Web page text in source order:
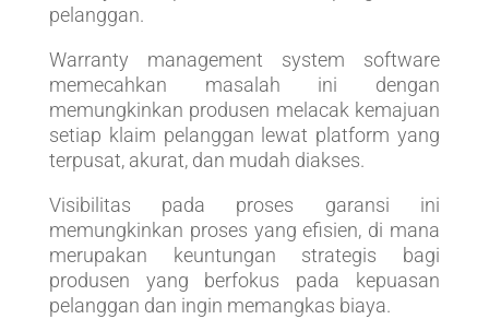
pelanggan.
Warranty management system software
memecahkan masalah ini dengan
memungkinkan produsen melacak kemajuan
setiap klaim pelanggan lewat platform yang
terpusat, akurat, dan mudah diakses.
Visibilitas pada proses garansi ini
memungkinkan proses yang efisien, di mana
merupakan keuntungan strategis bagi
produsen yang berfokus pada kepuasan
pelanggan dan ingin memangkas biaya.